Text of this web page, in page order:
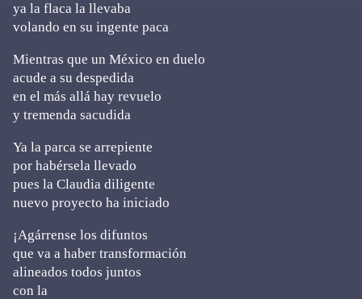
ya la flaca la llevaba
volando en su ingente paca
Mientras que un México en duelo
acude a su despedida
en el más allá hay revuelo
y tremenda sacudida
Ya la parca se arrepiente
por habérsela llevado
pues la Claudia diligente
nuevo proyecto ha iniciado
¡Agárrense los difuntos
que va a haber transformación
alineados todos juntos
con la